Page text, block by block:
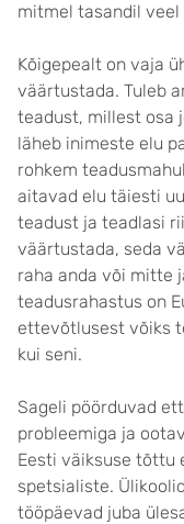
mitmel tasandil
Kõigepealt on vaja
väärtustada. Tuleb
teadust, millest osa
läheb inimeste elu
rohkem
aitavad elu täiesti
teadust ja teadlasi
väärtustada, seda
raha anda või mitte
teadusrahastus on
ettevõtlusest võiks
kui seni.
Sageli pöörduvad
probleemiga ja
Eesti väiksuse tõttu
spetsialiste.
tööpäevad juba